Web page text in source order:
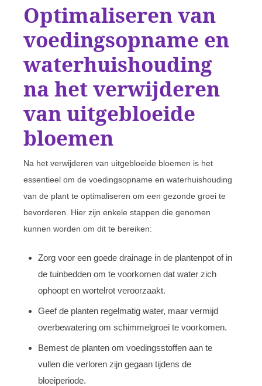
Optimaliseren van
voedingsopname en
waterhuishouding
na het verwijderen
van uitgebloeide
bloemen
Na het verwijderen van uitgebloeide bloemen is het
essentieel om de voedingsopname en waterhuishouding
van de plant te optimaliseren om een gezonde groei te
bevorderen. Hier zijn enkele stappen die genomen
kunnen worden om dit te bereiken:
Zorg voor een goede drainage in de plantenpot of in
de tuinbedden om te voorkomen dat water zich
ophoopt en wortelrot veroorzaakt.
Geef de planten regelmatig water, maar vermijd
overbewatering om schimmelgroei te voorkomen.
Bemest de planten om voedingsstoffen aan te
vullen die verloren zijn gegaan tijdens de
bloeiperiode.